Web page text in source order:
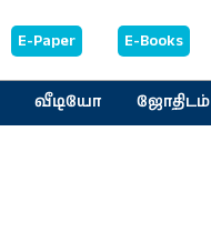
E-Paper E-Books
வீடியோ ஜோதிடம்